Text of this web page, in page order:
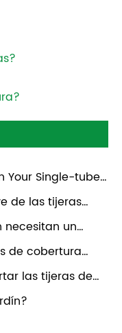
Your Single-tube
Shears?
de las tijeras
jardinería?
necesitan un
de cobertura
las tijeras de